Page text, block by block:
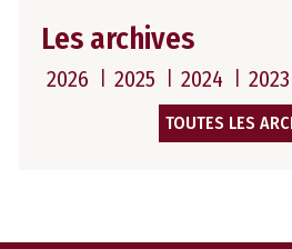
Les archives
2026 2025 2024 2023
TOUTES LES